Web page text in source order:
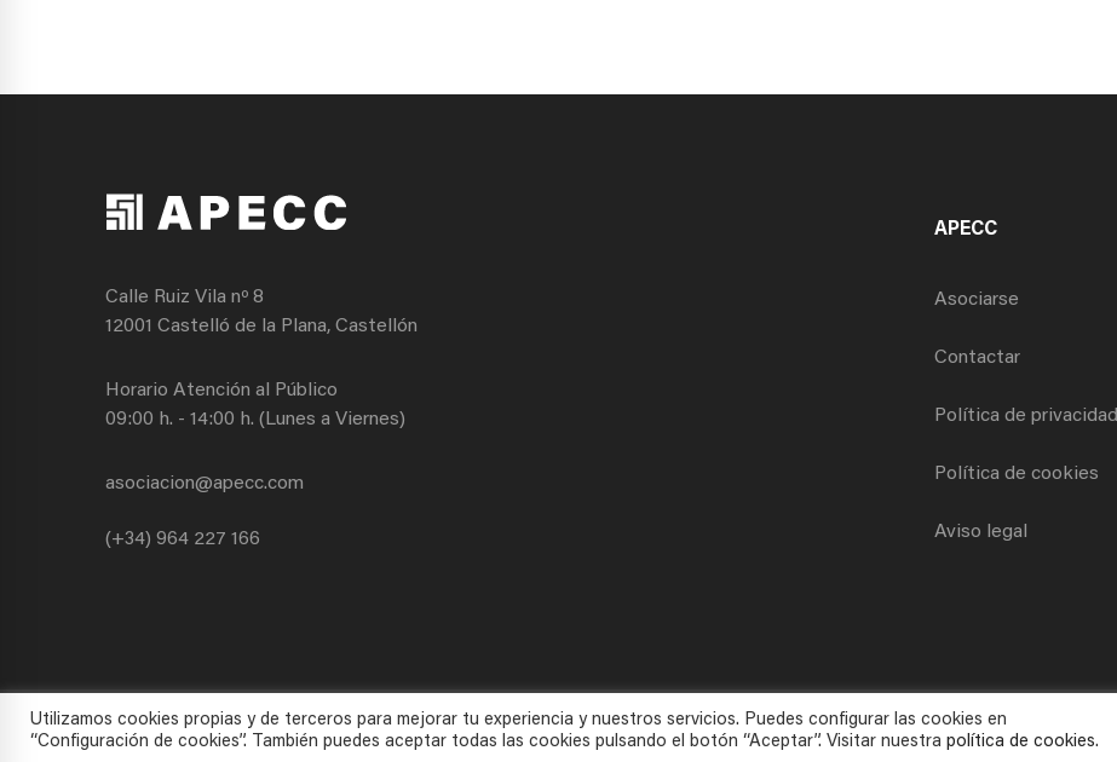
Calle Ruiz Vila nº 8
12001 Castelló de la Plana, Castellón
Horario Atención al Público
09:00 h. - 14:00 h. (Lunes a Viernes)
asociacion@apecc.com
(+34) 964 227 166
APECC
Asociarse
Contactar
Política de privacidad
Política de cookies
Aviso legal
Todos los derechos reservados © 2025 APECC
Utilizamos cookies propias y de terceros para mejorar tu experiencia y nuestros servicios. Puedes configurar las cookies en
“Configuración de cookies”. También puedes aceptar todas las cookies pulsando el botón “Aceptar”. Visitar nuestra política de cookies.